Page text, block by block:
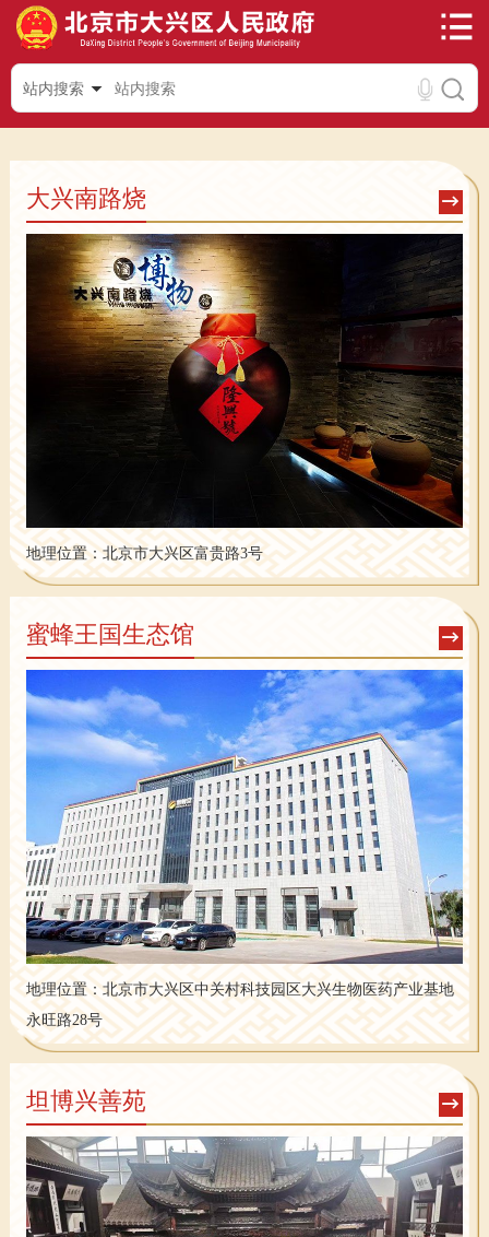
站内搜索
大兴南路烧
地理位置：北京市大兴区富贵路3号
蜜蜂王国生态馆
地理位置：北京市大兴区中关村科技园区大兴生物医药产业基地
永旺路28号
坦博兴善苑